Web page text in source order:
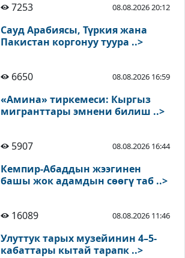
7253 08.08.2026 20:12
Сауд Арабиясы, Түркия жана
Пакистан коргонуу туура ..>
6650 08.08.2026 16:59
«Амина» тиркемеси: Кыргыз
мигранттары эмнени билиш ..>
5907 08.08.2026 16:44
Кемпир-Абаддын жээгинен
башы жок адамдын сөөгү таб ..>
16089 08.08.2026 11:46
Улуттук тарых музейинин 4–5-
кабаттары кытай тарапк ..>